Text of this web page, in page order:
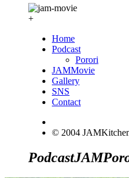
+
Home
Podcast
Porori
JAMMovie
Gallery
SNS
Contact
© 2004
PodcastJAM